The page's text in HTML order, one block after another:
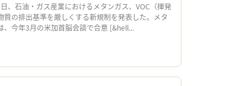
、石油・ガス産業におけるメタンガス、VOC（揮発
の排出基準を厳しくする新規制を発表した。メタ
、今年3月の米加首脳会談で合意 [&hell...